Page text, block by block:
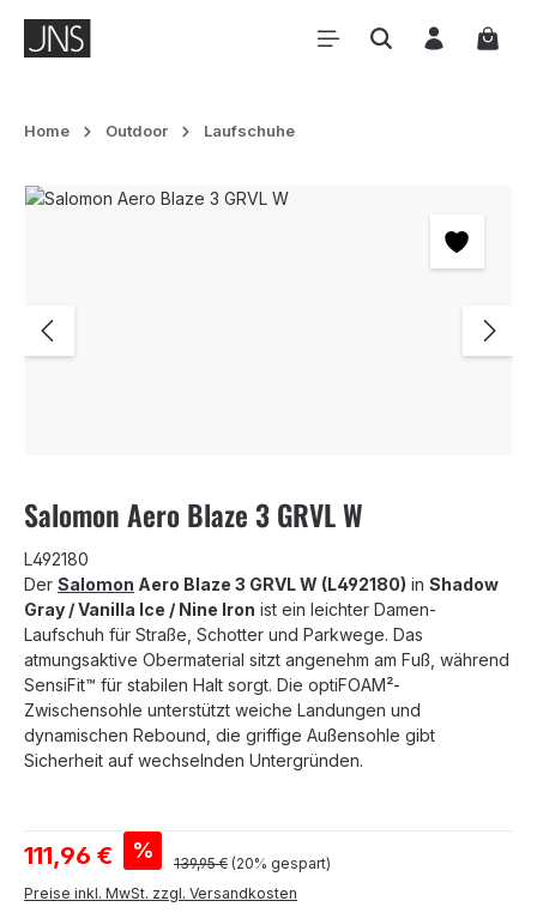
Zum Hauptinhalt springen
Home Outdoor Laufschuhe
Bildergalerie überspringen
Salomon Aero Blaze 3 GRVL W
L492180
Der Salomon Aero Blaze 3 GRVL W (L492180) in Shadow
Gray / Vanilla Ice / Nine Iron ist ein leichter Damen-
Laufschuh für Straße, Schotter und Parkwege. Das
atmungsaktive Obermaterial sitzt angenehm am Fuß, während
SensiFit™ für stabilen Halt sorgt. Die optiFOAM²-
Zwischensohle unterstützt weiche Landungen und
dynamischen Rebound, die griffige Außensohle gibt
Sicherheit auf wechselnden Untergründen.
Verkaufspreis:
111,96 € % Regulärer Preis:
139,95 € (20% gespart)
Preise inkl. MwSt. zzgl. Versandkosten